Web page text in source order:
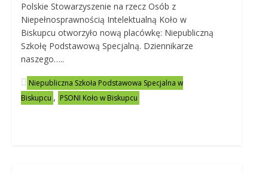
Polskie Stowarzyszenie na rzecz Osób z
Niepełnosprawnością Intelektualną Koło w
Biskupcu otworzyło nową placówkę: Niepubliczną
Szkołę Podstawową Specjalną. Dziennikarze
naszego…..
Niepubliczna Szkoła Podstawowa Specjalna w
Biskupcu , PSONI Koło w Biskupcu